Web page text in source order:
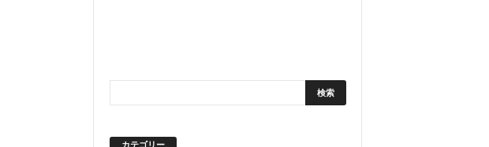
カテゴリー